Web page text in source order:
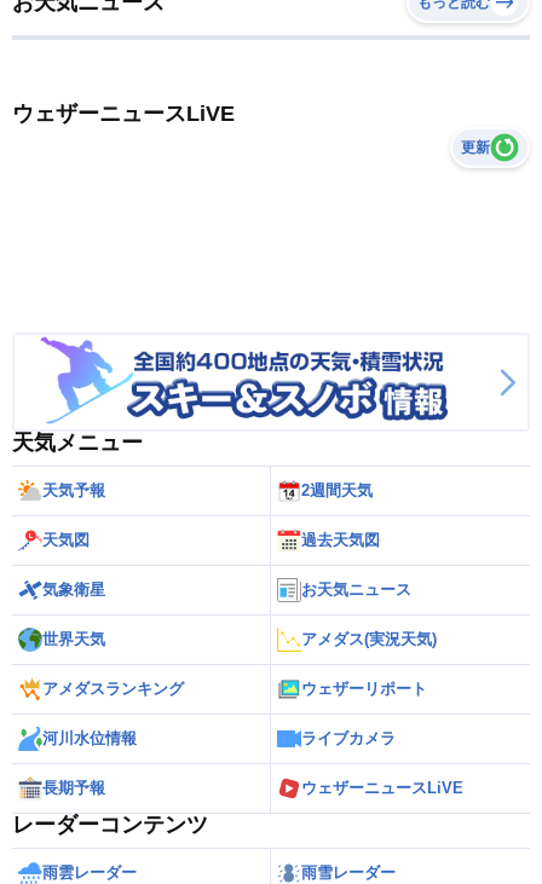
ウェザーニュースLiVE
更新
天気メニュー
天気予報 2週間天気
天気図 過去天気図
気象衛星 お天気ニュース
世界天気 アメダス(実況天気)
アメダスランキング ウェザーリポート
河川水位情報 ライブカメラ
長期予報 ウェザーニュースLiVE
レーダーコンテンツ
雨雲レーダー 雨雪レーダー